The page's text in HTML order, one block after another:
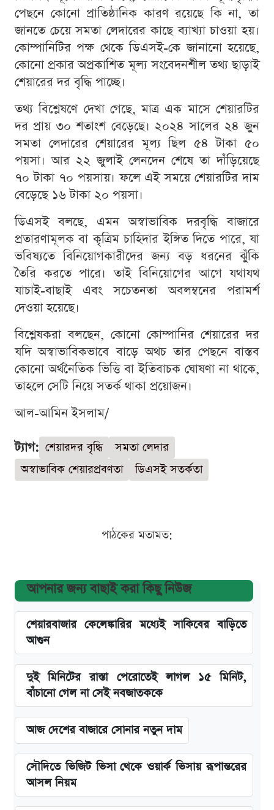
পেছনে কোনো প্রাতিষ্ঠানিক কারণ রয়েছে কি না, তা
জানতে চেয়ে সমতা লেদারের কাছে ব্যাখ্যা চাওয়া হয়।
কোম্পানিটির পক্ষ থেকে ডিএসই-কে জানানো হয়েছে,
কোনো প্রকার অপ্রকাশিত মূল্য সংবেদনশীল তথ্য ছাড়াই
শেয়ারের দর বৃদ্ধি পাচ্ছে।
তথ্য বিশ্লেষণে দেখা গেছে, মাত্র এক মাসে শেয়ারটির
দর প্রায় ৩০ শতাংশ বেড়েছে। ২০২৪ সালের ২৪ জুন
সমতা লেদারের শেয়ারের মূল্য ছিল ৫৪ টাকা ৫০
পয়সা। আর ২২ জুলাই লেনদেন শেষে তা দাঁড়িয়েছে
৭০ টাকা ৭০ পয়সায়। ফলে এই সময়ে শেয়ারটির দাম
বেড়েছে ১৬ টাকা ২০ পয়সা।
ডিএসই বলছে, এমন অস্বাভাবিক দরবৃদ্ধি বাজারে
প্রতারণামূলক বা কৃত্রিম চাহিদার ইঙ্গিত দিতে পারে, যা
ভবিষ্যতে বিনিয়োগকারীদের জন্য বড় ধরনের ঝুঁকি
তৈরি করতে পারে। তাই বিনিয়োগের আগে যথাযথ
যাচাই-বাছাই এবং সচেতনতা অবলম্বনের পরামর্শ
দেওয়া হয়েছে।
বিশ্লেষকরা বলছেন, কোনো কোম্পানির শেয়ারের দর
যদি অস্বাভাবিকভাবে বাড়ে অথচ তার পেছনে বাস্তব
কোনো অর্থনৈতিক ভিত্তি বা ইতিবাচক ঘোষণা না থাকে,
তাহলে সেটি নিয়ে সতর্ক থাকা প্রয়োজন।
আল-আমিন ইসলাম/
ট্যাগ: শেয়ারদর বৃদ্ধি
সমতা লেদার
অস্বাভাবিক শেয়ারপ্রবণতা
ডিএসই সতর্কতা
পাঠকের মতামত:
আপনার জন্য বাছাই করা কিছু নিউজ
শেয়ারবাজার কেলেঙ্কারির মধ্যেই সাকিবের বাড়িতে
আগুন
দুই মিনিটের রাস্তা পেরোতেই লাগল ১৫ মিনিট,
বাঁচানো গেল না সেই নবজাতককে
আজ দেশের বাজারে সোনার নতুন দাম
সৌদিতে ভিজিট ভিসা থেকে ওয়ার্ক ভিসায় রূপান্তরের
আসল নিয়ম